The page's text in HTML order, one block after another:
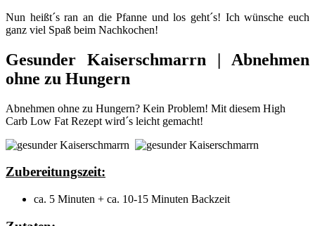
Nun heißt´s ran an die Pfanne und los geht´s! Ich wünsche euch
ganz viel Spaß beim Nachkochen!
Gesunder Kaiserschmarrn | Abnehmen
ohne zu Hungern
Abnehmen ohne zu Hungern? Kein Problem! Mit diesem High
Carb Low Fat Rezept wird´s leicht gemacht!
Zubereitungszeit:
ca. 5 Minuten + ca. 10-15 Minuten Backzeit